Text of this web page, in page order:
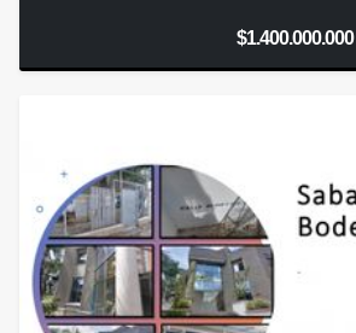
$1.400.000.000